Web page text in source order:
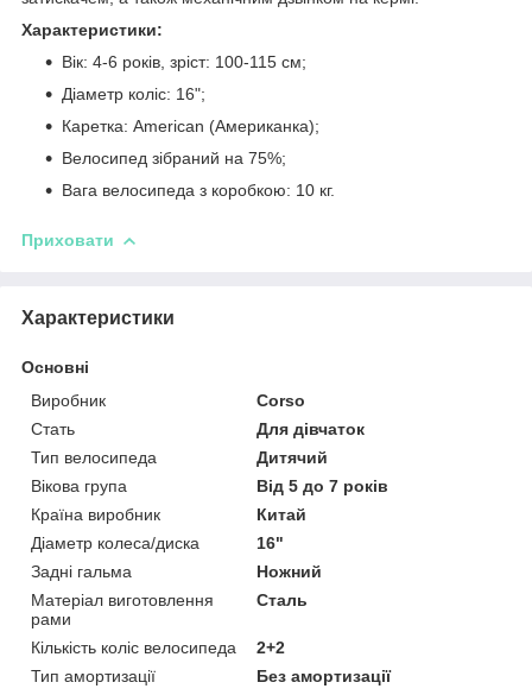
Характеристики:
Вік: 4-6 років, зріст: 100-115 см;
Діаметр коліс: 16";
Каретка: American (Американка);
Велосипед зібраний на 75%;
Вага велосипеда з коробкою: 10 кг.
Приховати
Характеристики
Основні
Виробник
Corso
Стать
Для дівчаток
Тип велосипеда
Дитячий
Вікова група
Від 5 до 7 років
Країна виробник
Китай
Діаметр колеса/диска
16"
Задні гальма
Ножний
Матеріал виготовлення
рами
Сталь
Кількість коліс велосипеда
2+2
Тип амортизації
Без амортизації